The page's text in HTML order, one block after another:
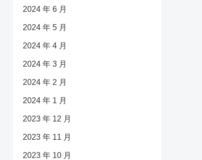
2024 年 6 月
2024 年 5 月
2024 年 4 月
2024 年 3 月
2024 年 2 月
2024 年 1 月
2023 年 12 月
2023 年 11 月
2023 年 10 月